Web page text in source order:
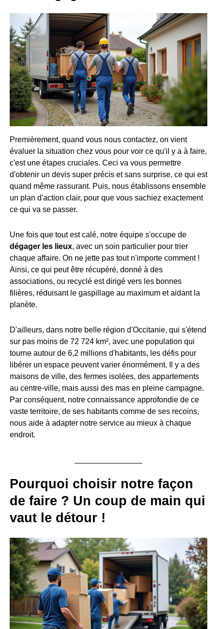
Premièrement, quand vous nous contactez, on vient
évaluer la situation chez vous pour voir ce qu'il y a à faire,
c'est une étapes cruciales. Ceci va vous permettre
d'obtenir un devis super précis et sans surprise, ce qui est
quand même rassurant. Puis, nous établissons ensemble
un plan d'action clair, pour que vous sachiez exactement
ce qui va se passer.
Une fois que tout est calé, notre équipe s'occupe de
dégager les lieux, avec un soin particulier pour trier
chaque affaire. On ne jette pas tout n'importe comment !
Ainsi, ce qui peut être récupéré, donné à des
associations, ou recyclé est dirigé vers les bonnes
filières, réduisant le gaspillage au maximum et aidant la
planète.
D'ailleurs, dans notre belle région d'Occitanie, qui s'étend
sur pas moins de 72 724 km², avec une population qui
tourne autour de 6,2 millions d'habitants, les défis pour
libérer un espace peuvent varier énormément. Il y a des
maisons de ville, des fermes isolées, des appartements
au centre-ville, mais aussi des mas en pleine campagne.
Par conséquent, notre connaissance approfondie de ce
vaste territoire, de ses habitants comme de ses recoins,
nous aide à adapter notre service au mieux à chaque
endroit.
Pourquoi choisir notre façon
de faire ? Un coup de main qui
vaut le détour !